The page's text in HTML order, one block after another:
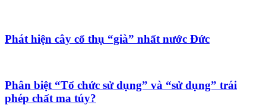
Phát hiện cây cổ thụ “già” nhất nước Đức
Phân biệt “Tổ chức sử dụng” và “sử dụng” trái
phép chất ma túy?